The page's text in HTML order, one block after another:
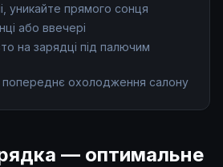
уникайте прямого сонця
або ввечері
на зарядці під палючим
попереднє охолодження салону
— оптимальне